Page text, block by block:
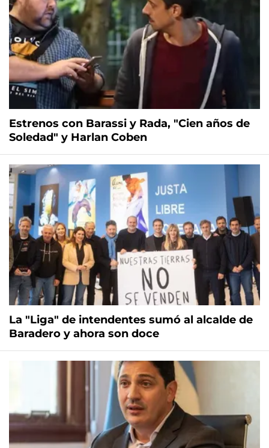
Estrenos con Barassi y Rada, "Cien años de
Soledad" y Harlan Coben
La "Liga" de intendentes sumó al alcalde de
Baradero y ahora son doce